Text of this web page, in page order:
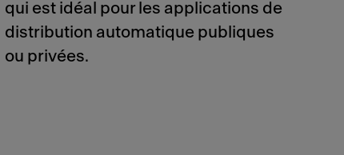
qui est idéal pour les applications de
distribution automatique publiques
ou privées.